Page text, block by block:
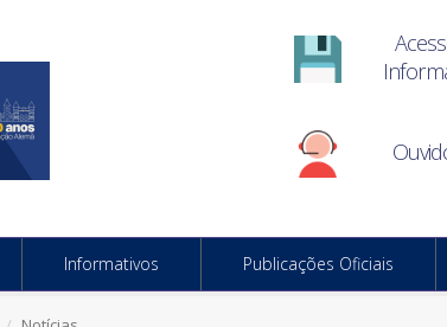
Informativos Publicações Oficiais